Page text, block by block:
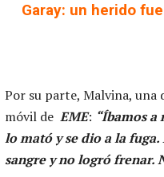
Garay: un herido
Por su parte, Malvina, una
móvil de EME: “Íbamos
lo mató y se dio a la
sangre y no logró frenar.